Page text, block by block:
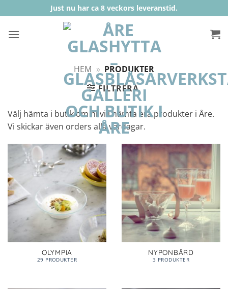
to
content
Just nu har ca 8 veckors leveranstid.
HEM » PRODUKTER
FILTRERA
Välj hämta i butik om ni vill hämta era produkter i Åre.
Vi skickar även orders alla vardagar.
OLYMPIA
29 PRODUKTER
NYPONBÅRD
3 PRODUKTER